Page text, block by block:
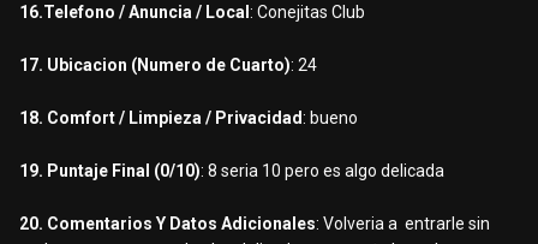
16.Telefono / Anuncia / Local : Conejitas Club
17. Ubicacion (Numero de Cuarto): 24
18. Comfort / Limpieza / Privacidad: bueno
19. Puntaje Final (0/10): 8 seria 10 pero es algo delicada
20. Comentarios Y Datos Adicionales: Volveria a entrarle sin